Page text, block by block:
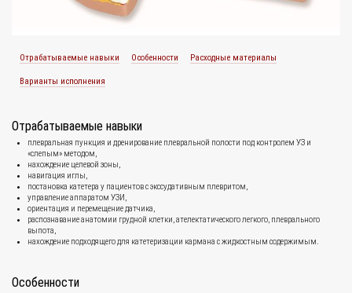
Отрабатываемые навыки Особенности Расходные материалы
Варианты исполнения
Отрабатываемые навыки
плевральная пункция и дренирование плевральной полости под контролем УЗ и
«слепым» методом,
нахождение целевой зоны,
навигация иглы,
постановка катетера у пациентов с экссудативным плевритом,
управление аппаратом УЗИ,
ориентация и перемещение датчика,
распознавание анатомии грудной клетки, ателектатического легкого, плеврального
выпота,
нахождение подходящего для катетеризации кармана с жидкостным содержимым.
Особенности